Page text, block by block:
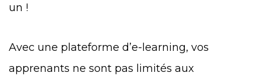
un !
Avec une plateforme d’e-learning, vos
apprenants ne sont pas limités aux